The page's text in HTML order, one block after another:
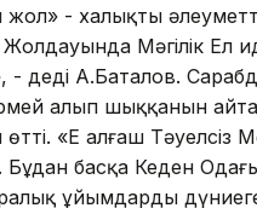
- халықтың
Мәңгілік Ел
- деді А.Баталов.
алып шыққанын айта
өтті. «Ең алғаш
Бұдан басқа Кеден
ұйымдардың